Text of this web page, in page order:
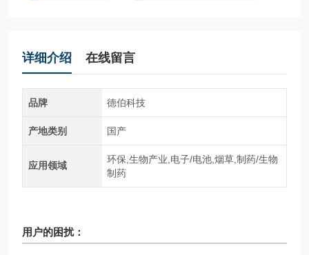
详细介绍 在线留言
品牌 德伯科技
产地类别 国产
应用领域
环保,生物产业,电子/电池,烟草,制药/生物
制药
用户的困扰：